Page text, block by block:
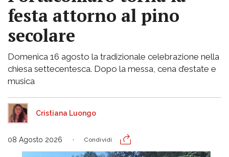
festa attorno al pino
secolare
Domenica 16 agosto la tradizionale celebrazione nella
chiesa settecentesca. Dopo la messa, cena d’estate e
musica
Cristiana Luongo
08 Agosto 2026 Condividi